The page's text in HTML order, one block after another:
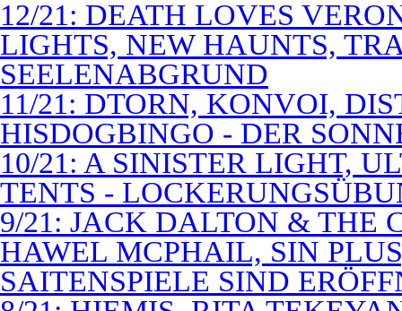
12/21: DEATH LOVES
LIGHTS, NEW HAUNTS,
SEELENABGRUND
11/21: DTORN, KONVOI,
HISDOGBINGO - DER
10/21: A SINISTER LIGHT,
TENTS -
9/21: JACK DALTON & THE
HAWEL MCPHAIL, SIN
SAITENSPIELE SIND